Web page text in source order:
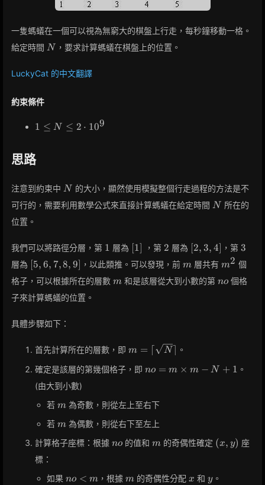
一隻螞蟻在一個可以視為無窮大的棋盤上行走，每秒鐘移動一格。
給定時間 N
N ，要求計算螞蟻在棋盤上的位置。
LuckyCat 的中文翻譯
約束條件
1
\leq
\cdot
10^9
1 ≤ N ≤ 2 ⋅ 109
思路
注意到約束中 N
N 的大小，顯然使用模擬整個行走過程的方法是不
可行的，需要利用數學公式來直接計算螞蟻在給定時間 N
N 所在的
位置。
我們可以將路徑分層，第 1
1 層為 [1]
1 ，第 2
2 層為 [2,
3,
4]
2, 3, 4 ，第 3
3
層為 [5,
6,
7,
8,
5, 6, 7,8, 9 ，以此類推。可以發現，前m
m 層共有m^2
m2 個
格子，可以根據所在的層數 m
m 和是該層從大到小數的第 no
no 個格
子來計算螞蟻的位置。
具體步驟如下：
首先計算所在的層數，即 m =
\sqrt{N}
m = N
。
確定是該層的第幾個格子，即 no =
m - N
no = m × m − N + 1 。
(由大到小數)
若 m
m 為奇數，則從左上至右下
若 m
m 為偶數，則從右下至左上
計算格子座標：根據 no
no 的值和 m
m 的奇偶性確定 (x,
y)
(x, y) 座
標：
如果 no
no < m ，根據m
m 的奇偶性分配x
x 和y
y 。